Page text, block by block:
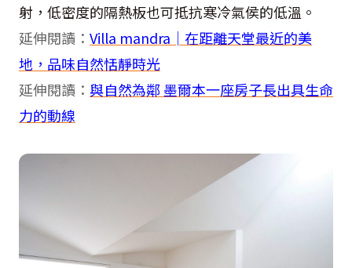
射，低密度的隔熱板也可抵抗寒冷氣侯的低溫。
延伸閱讀： Villa mandra│在距離天堂最近的美
地，品味自然恬靜時光
延伸閱讀： 與自然為鄰 墨爾本一座房子長出具生命
力的動線